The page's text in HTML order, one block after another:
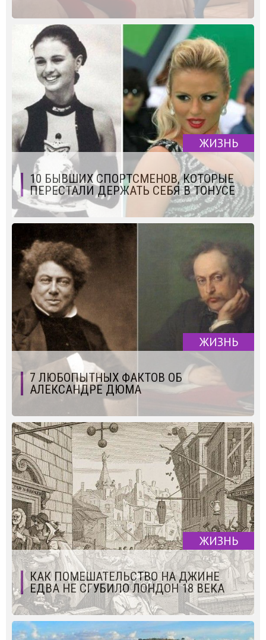
ЖИЗНЬ
10 БЫВШИХ СПОРТСМЕНОВ, КОТОРЫЕ
ПЕРЕСТАЛИ ДЕРЖАТЬ СЕБЯ В ТОНУСЕ
ЖИЗНЬ
7 ЛЮБОПЫТНЫХ ФАКТОВ ОБ
АЛЕКСАНДРЕ ДЮМА
ЖИЗНЬ
КАК ПОМЕШАТЕЛЬСТВО НА ДЖИНЕ
ЕДВА НЕ СГУБИЛО ЛОНДОН 18 ВЕКА